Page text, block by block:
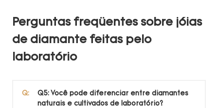
Perguntas freqüentes sobre jóias
de diamante feitas pelo
laboratório
Q:
Q5: Você pode diferenciar entre diamantes
naturais e cultivados de laboratório?